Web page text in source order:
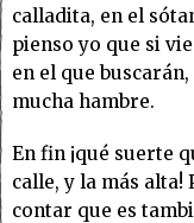
calladita, en el
pienso yo que si
en el que
mucha hambre.
En fin ¡qué suerte
calle, y la más alta!
contar que es